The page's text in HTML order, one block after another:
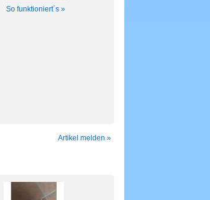
So funktioniert´s »
Artikel melden »